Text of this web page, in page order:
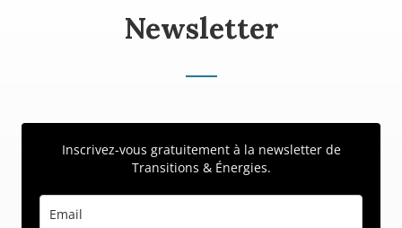
Newsletter
Inscrivez-vous gratuitement à la newsletter de
Transitions & Énergies.